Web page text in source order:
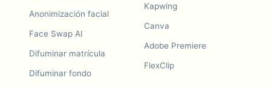
Anonimización facial
Face Swap AI
Difuminar matrícula
Difuminar fondo
Kapwing
Canva
Adobe Premiere
FlexClip